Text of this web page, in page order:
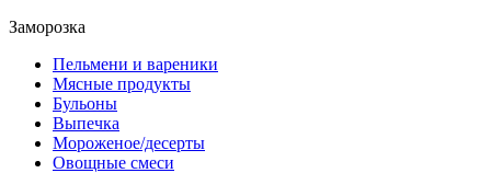
Заморозка
Пельмени и вареники
Мясные продукты
Бульоны
Выпечка
Мороженое/десерты
Овощные смеси